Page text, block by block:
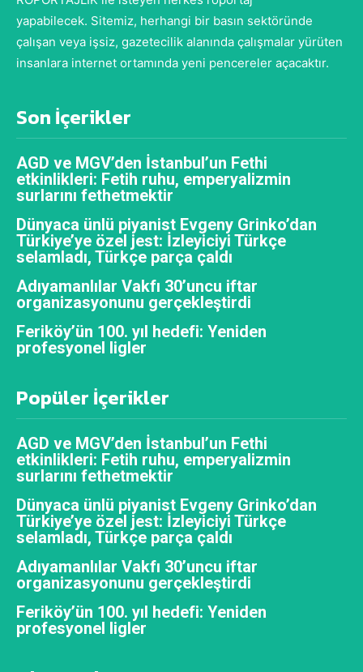
yapabilecek. Sitemiz, herhangi bir basın sektöründe
çalışan veya işsiz, gazetecilik alanında çalışmalar yürüten
insanlara internet ortamında yeni pencereler açacaktır.
Son İçerikler
AGD ve MGV’den İstanbul’un Fethi
etkinlikleri: Fetih ruhu, emperyalizmin
surlarını fethetmektir
Dünyaca ünlü piyanist Evgeny Grinko’dan
Türkiye’ye özel jest: İzleyiciyi Türkçe
selamladı, Türkçe parça çaldı
Adıyamanlılar Vakfı 30’uncu iftar
organizasyonunu gerçekleştirdi
Feriköy’ün 100. yıl hedefi: Yeniden
profesyonel ligler
Popüler İçerikler
AGD ve MGV’den İstanbul’un Fethi
etkinlikleri: Fetih ruhu, emperyalizmin
surlarını fethetmektir
Dünyaca ünlü piyanist Evgeny Grinko’dan
Türkiye’ye özel jest: İzleyiciyi Türkçe
selamladı, Türkçe parça çaldı
Adıyamanlılar Vakfı 30’uncu iftar
organizasyonunu gerçekleştirdi
Feriköy’ün 100. yıl hedefi: Yeniden
profesyonel ligler